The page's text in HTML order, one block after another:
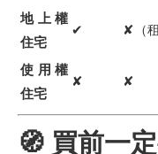
地上權
住宅
✔ ✘（租
使用權
住宅
✘ ✘
🧭 買前一